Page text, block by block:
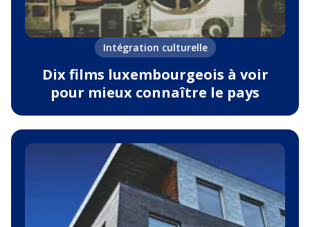
Intégration culturelle
Dix films luxembourgeois à voir
pour mieux connaître le pays